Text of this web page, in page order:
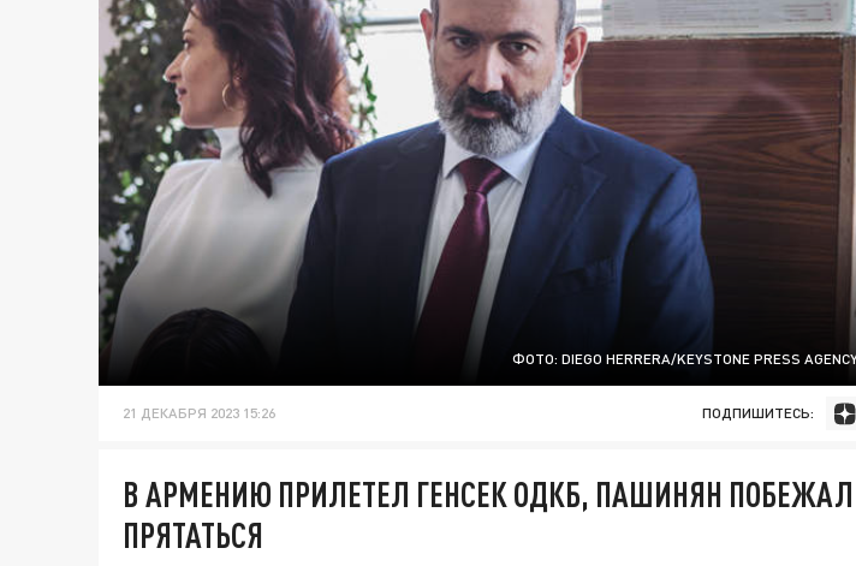
ФОТО: DIEGO HERRERA/KEYSTONE PRESS
21 ДЕКАБРЯ 2023 15:26 ПОДПИШИТЕСЬ:
В АРМЕНИЮ ПРИЛЕТЕЛ ГЕНСЕК ОДКБ, ПАШИНЯН ПОБЕЖАЛ
ПРЯТАТЬСЯ